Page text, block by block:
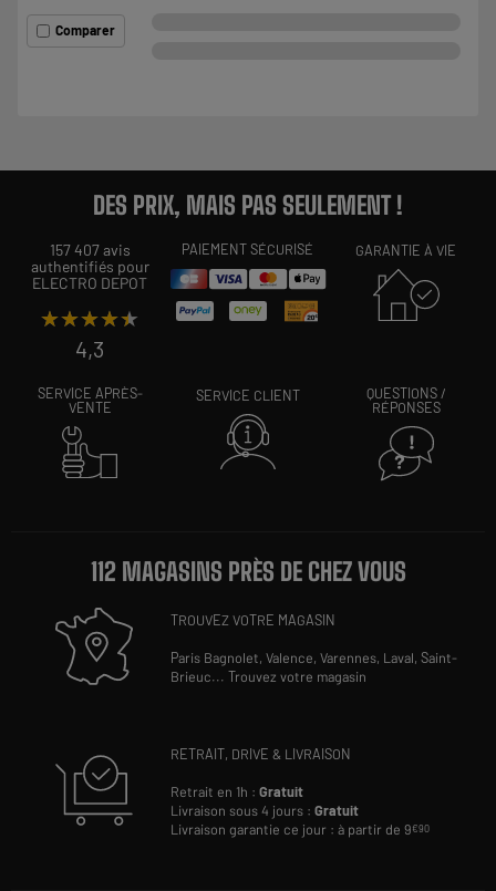
Comparer
DES PRIX, MAIS PAS SEULEMENT !
157 407 avis
authentifiés pour
ELECTRO DEPOT
★★★★★
★★★★★
4,3
PAIEMENT SÉCURISÉ GARANTIE À VIE
SERVICE APRÈS-
VENTE
SERVICE CLIENT
QUESTIONS /
RÉPONSES
112 MAGASINS PRÈS DE CHEZ VOUS
TROUVEZ VOTRE MAGASIN
Paris Bagnolet,Valence,Varennes, Laval,Saint-
Brieuc...Trouvez votre magasin
RETRAIT, DRIVE & LIVRAISON
Retrait en 1h :Gratuit
Livraison sous 4 jours :Gratuit
Livraison garantie ce jour : à partir de 9€90